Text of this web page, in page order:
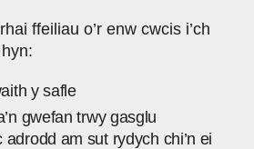
ffeiliau o’r enw cwcis i’ch
y safle
gwefan trwy gasglu
am sut rydych chi’n ei